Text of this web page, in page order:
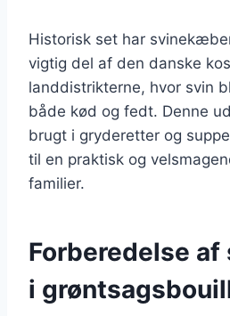
Historisk set har
vigtig del af den danske
landdistrikterne, hvor svin
både kød og fedt. Denne
brugt i gryderetter og
til en praktisk og
familier.
Forberedelse
i